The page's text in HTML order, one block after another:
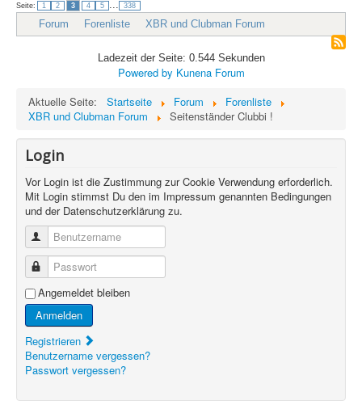
Seite: 1 2 3 4 5 338
Forum Forenliste XBR und Clubman Forum
Ladezeit der Seite: 0.544 Sekunden
Powered by Kunena Forum
Aktuelle Seite:
Startseite Forum
Forenliste
XBR und Clubman Forum
Seitenständer Clubbi !
Login
Vor Login ist die Zustimmung zur Cookie Verwendung erforderlich.
Mit Login stimmst Du den im Impressum genannten Bedingungen
und der Datenschutzerklärung zu.
Benutzername
Passwort
Angemeldet bleiben
Anmelden
Registrieren
Benutzername vergessen?
Passwort vergessen?